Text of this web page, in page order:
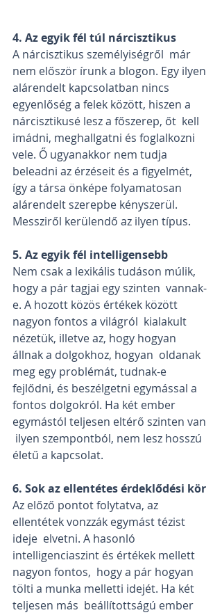
4. Az egyik fél túl nárcisztikus
A nárcisztikus személyiségről  már
nem először írunk a blogon. Egy ilyen
alárendelt kapcsolatban nincs
egyenlőség a felek között, hiszen a
nárcisztikusé lesz a főszerep, őt  kell
imádni, meghallgatni és foglalkozni
vele. Ő ugyanakkor nem tudja
beleadni az érzéseit és a figyelmét,
így a társa önképe folyamatosan
alárendelt szerepbe kényszerül.
Messziről kerülendő az ilyen típus.
5. Az egyik fél intelligensebb
Nem csak a lexikális tudáson múlik,
hogy a pár tagjai egy szinten  vannak-
e. A hozott közös értékek között
nagyon fontos a világról  kialakult
nézetük, illetve az, hogy hogyan
állnak a dolgokhoz, hogyan  oldanak
meg egy problémát, tudnak-e
fejlődni, és beszélgetni egymással a
fontos dolgokról. Ha két ember
egymástól teljesen eltérő szinten van
ilyen szempontból, nem lesz hosszú
életű a kapcsolat.
6. Sok az ellentétes érdeklődési kör
Az előző pontot folytatva, az
ellentétek vonzzák egymást tézist
ideje  elvetni. A hasonló
intelligenciaszint és értékek mellett
nagyon fontos,  hogy a pár hogyan
tölti a munka melletti idejét. Ha két
teljesen más  beállítottságú ember